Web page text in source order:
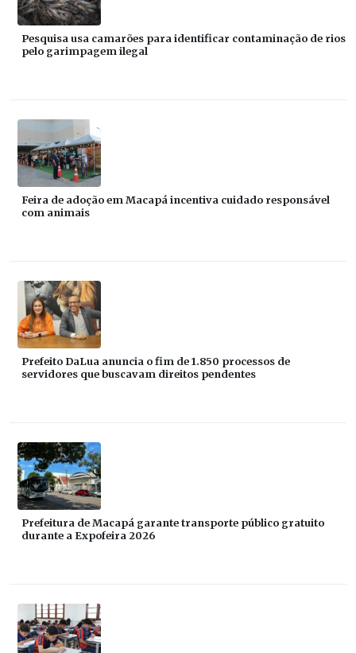
Pesquisa usa camarões para identificar contaminação de rios
pelo garimpagem ilegal
Feira de adoção em Macapá incentiva cuidado responsável
com animais
Prefeito DaLua anuncia o fim de 1.850 processos de
servidores que buscavam direitos pendentes
Prefeitura de Macapá garante transporte público gratuito
durante a Expofeira 2026